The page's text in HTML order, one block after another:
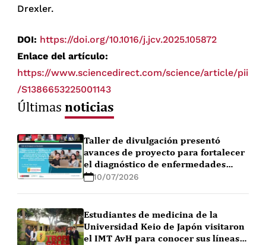
Drexler.
DOI: https://doi.org/10.1016/j.jcv.2025.105872
Enlace del artículo:
https://www.sciencedirect.com/science/article/pii
/S1386653225001143
Últimasnoticias
Taller de divulgación presentó
avances de proyecto para fortalecer
el diagnóstico de enfermedades
febriles en la Amazonía peruana
10/07/2026
Estudiantes de medicina de la
Universidad Keio de Japón visitaron
el IMT AvH para conocer sus líneas